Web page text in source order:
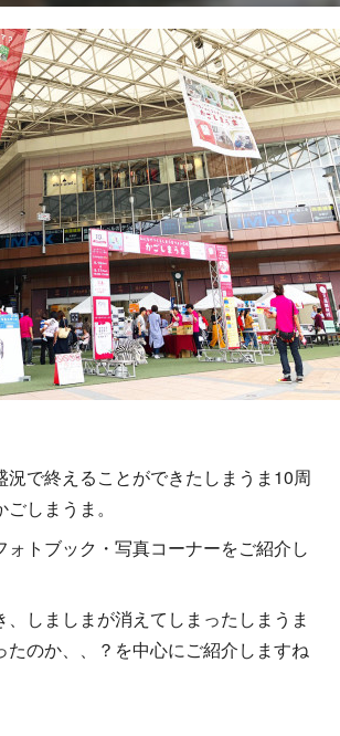
況で終えることができたしまうま10周
しまうま。
ォトブック・写真コーナーをご紹介し
しましまが消えてしまったしまうま
たのか、、？を中心にご紹介しますね